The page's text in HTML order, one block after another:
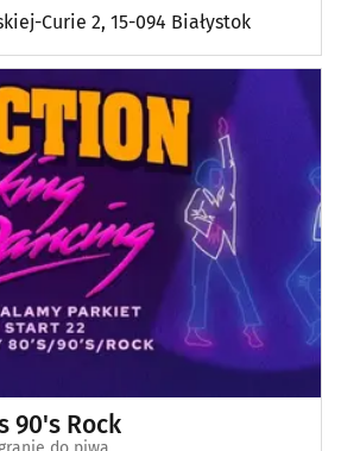
Curie 2, 15-094 Białystok
90's Rock